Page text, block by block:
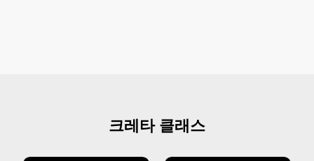
크레타 클래스